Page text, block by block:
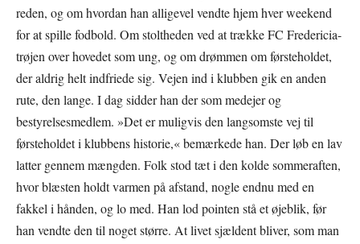
reden, og om hvordan han alligevel vendte hjem hver weekend
for at spille fodbold. Om stoltheden ved at trække FC Fredericia-
trøjen over hovedet som ung, og om drømmen om førsteholdet,
der aldrig helt indfriede sig. Vejen ind i klubben gik en anden
rute, den lange. I dag sidder han der som medejer og
bestyrelsesmedlem. »Det er muligvis den langsomste vej til
førsteholdet i klubbens historie,« bemærkede han. Der løb en lav
latter gennem mængden. Folk stod tæt i den kolde sommeraften,
hvor blæsten holdt varmen på afstand, nogle endnu med en
fakkel i hånden, og lo med. Han lod pointen stå et øjeblik, før
han vendte den til noget større. At livet sjældent bliver, som man